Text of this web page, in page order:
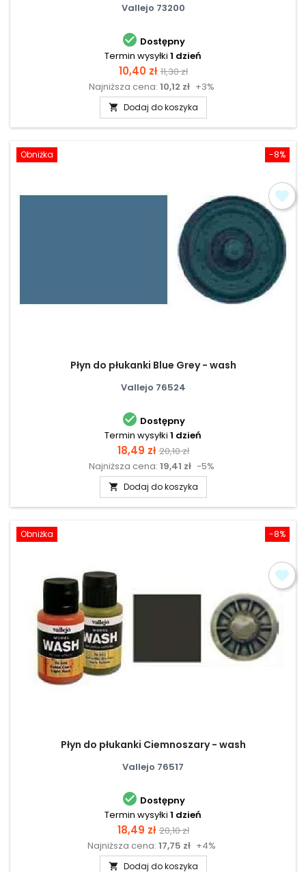
Vallejo 73200
 Dostępny
Termin wysyłki 1 dzień
Cena
10,40 zł Cena
podstawowa
11,30 zł
Najniższa cena: 10,12 zł +3%
 Dodaj do koszyka
-8%
Obniżka
Płyn do płukanki Blue Grey - wash
Vallejo 76524
 Dostępny
Termin wysyłki 1 dzień
Cena
18,49 zł Cena
podstawowa
20,10 zł
Najniższa cena: 19,41 zł -5%
 Dodaj do koszyka
-8%
Obniżka
Płyn do płukanki Ciemnoszary - wash
Vallejo 76517
 Dostępny
Termin wysyłki 1 dzień
Cena
18,49 zł Cena
podstawowa
20,10 zł
Najniższa cena: 17,75 zł +4%
 Dodaj do koszyka